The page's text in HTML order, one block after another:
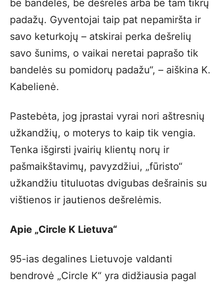
be bandelės, be dešrelės arba be tam tikrų
padažų. Gyventojai taip pat nepamiršta ir
savo keturkojų – atskirai perka dešrelių
savo šunims, o vaikai neretai paprašo tik
bandelės su pomidorų padažu“, – aiškina K.
Kabelienė.
Pastebėta, jog įprastai vyrai nori aštresnių
užkandžių, o moterys to kaip tik vengia.
Tenka išgirsti įvairių klientų norų ir
pašmaikštavimų, pavyzdžiui, „fūristo“
užkandžiu tituluotas dvigubas dešrainis su
vištienos ir jautienos dešrelėmis.
Apie „Circle K Lietuva“
95-ias degalines Lietuvoje valdanti
bendrovė „Circle K“ yra didžiausia pagal